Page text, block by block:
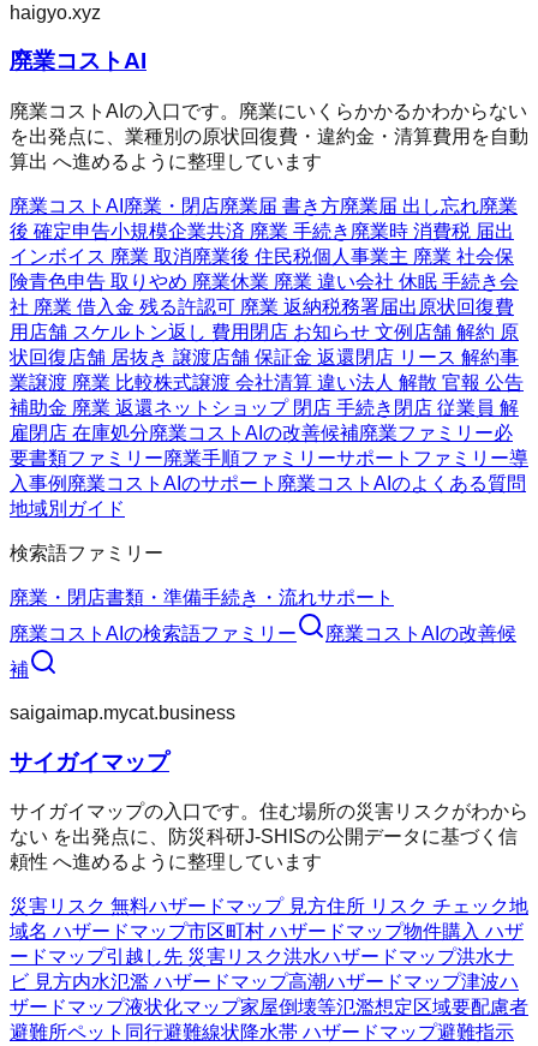
haigyo.xyz
廃業コストAI
廃業コストAIの入口です。廃業にいくらかかるかわからない
を出発点に、業種別の原状回復費・違約金・清算費用を自動
算出 へ進めるように整理しています
廃業コストAI 廃業・閉店廃業届 書き方廃業届 出し忘れ廃業
後 確定申告小規模企業共済 廃業 手続き 廃業時 消費税 届出
インボイス 廃業 取消廃業後 住民税個人事業主 廃業 社会保
険青色申告 取りやめ 廃業休業 廃業 違い会社 休眠 手続き会
社 廃業 借入金 残る許認可 廃業 返納税務署届出 原状回復費
用 店舗 スケルトン返し 費用 閉店 お知らせ 文例 店舗 解約 原
状回復店舗 居抜き 譲渡店舗 保証金 返還閉店 リース 解約事
業譲渡 廃業 比較株式譲渡 会社清算 違い法人 解散 官報 公告
補助金 廃業 返還ネットショップ 閉店 手続き 閉店 従業員 解
雇閉店 在庫処分廃業コストAIの改善候補廃業ファミリー必
要書類ファミリー廃業手順ファミリーサポートファミリー導
入事例 廃業コストAIのサポート 廃業コストAIのよくある質問
地域別ガイド
検索語ファミリー
廃業・閉店書類・準備手続き・流れサポート
廃業コストAI の検索語ファミリー 廃業コストAI の改善候
補
saigaimap.mycat.business
サイガイマップ
サイガイマップの入口です。住む場所の災害リスクがわから
ない を出発点に、防災科研J-SHISの公開データに基づく信
頼性 へ進めるように整理しています
災害リスク 無料ハザードマップ 見方住所 リスク チェック地
域名 ハザードマップ市区町村 ハザードマップ物件購入 ハザ
ードマップ引越し先 災害リスク洪水ハザードマップ洪水ナ
ビ 見方内水氾濫 ハザードマップ高潮ハザードマップ津波ハ
ザードマップ液状化マップ家屋倒壊等氾濫想定区域要配慮者
避難所ペット同行避難線状降水帯 ハザードマップ避難指示